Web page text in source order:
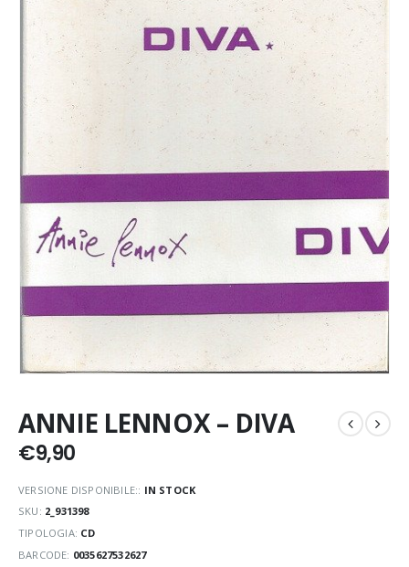
ANNIE LENNOX – DIVA
€9,90
VERSIONE DISPONIBILE:: IN STOCK
SKU: 2_931398
TIPOLOGIA: CD
BARCODE: 0035627532627